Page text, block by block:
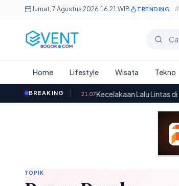
Lewati ke konten utama
Jumat, 7 Agustus 2026·16.21 WIB TRENDING
Cari
Home Lifestyle Wisata Tekno
BREAKING
2026· 21.07 Kecelakaan Lalu Lintas di
TOPIK